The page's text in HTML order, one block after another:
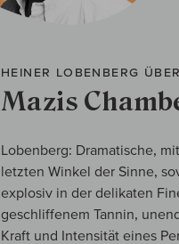
HEINER LOBENBERG
Mazis
Lobenberg: Dramatische,
letzten Winkel der Sinne,
explosiv in der delikaten
geschliffenem Tannin,
Kraft und Intensität eines